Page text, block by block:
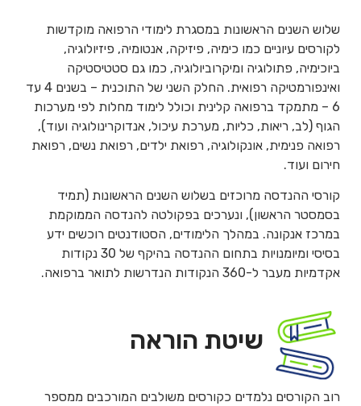
שלוש השנים הראשונות במסגרת לימודי הרפואה מוקדשות
לקורסים עיוניים כמו כימיה, פיזיקה, אנטומיה, פיזיולוגיה,
ביוכימיה, פתולוגיה ומיקרוביולוגיה, כמו גם סטטיסטיקה
ואינפורמטיקה רפואית. החלק השני של התוכנית – בשנים 4 עד
6 – מתמקד ברפואה קלינית וכולל לימוד מחלות לפי מערכות
הגוף (לב, ריאות, כליות, מערכת עיכול, אנדוקרינולוגיה ועוד),
רפואה פנימית, אונקולוגיה, רפואת ילדים, רפואת נשים, רפואת
חירום ועוד.
קורסי ההנדסה מרוכזים בשלוש השנים הראשונות (תמיד
בסמסטר הראשון), ונערכים בפקולטה להנדסה הממוקמת
במרכז אנקונה. במהלך הלימודים, הסטודנטים רוכשים ידע
בסיסי ומיומנויות בתחום ההנדסה בהיקף של 30 נקודות
אקדמיות מעבר ל-360 הנקודות הנדרשות לתואר ברפואה.
שיטת הוראה
רוב הקורסים נלמדים כקורסים משולבים המורכבים ממספר